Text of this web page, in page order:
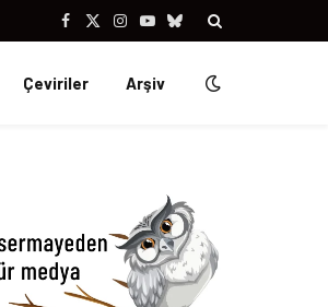
Facebook
X
Instagram
YouTubeBluesky
Çeviriler Arşiv